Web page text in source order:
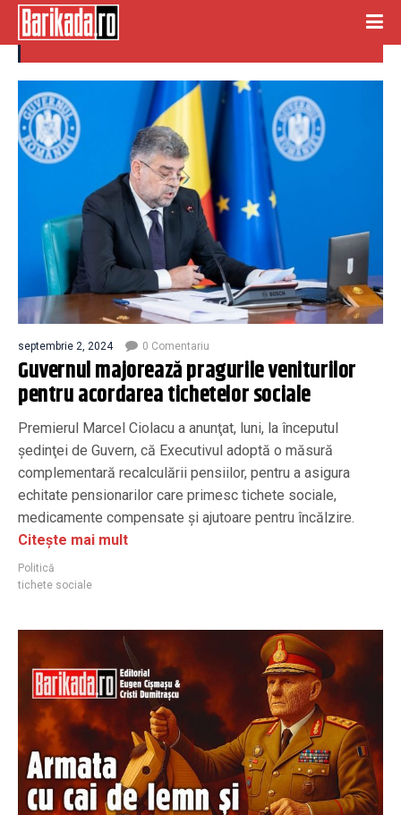
tichete sociale
septembrie 2, 2024 0 Comentariu
Guvernul majorează pragurile veniturilor
pentru acordarea tichetelor sociale
Premierul Marcel Ciolacu a anunţat, luni, la începutul
şedinţei de Guvern, că Executivul adoptă o măsură
complementară recalculării pensiilor, pentru a asigura
echitate pensionarilor care primesc tichete sociale,
medicamente compensate şi ajutoare pentru încălzire.
Citește mai mult
Politică
tichete sociale